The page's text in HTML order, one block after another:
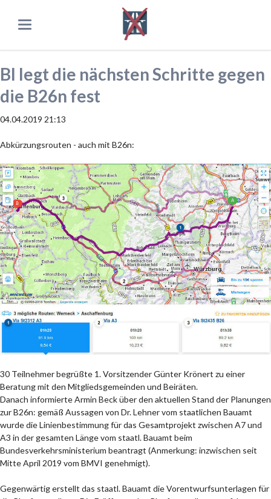
BI legt die nächsten Schritte gegen
die B26n fest
04.04.2019 21:13
Abkürzungsrouten - auch mit B26n:
30 Teilnehmer begrüßte 1. Vorsitzender Günter Krönert zu einer
Beratung mit den Mitgliedsgemeinden und Beiräten.
Danach informierte Armin Beck über den aktuellen Stand der Planungen
zur B26n: gemäß Aussagen von Dr. Lehner vom staatlichen Bauamt
wurde die Linienbestimmung für das Gesamtprojekt zwischen A7 und
A3 in der gesamten Länge vom staatl. Bauamt beim
Bundesverkehrsministerium beantragt (Anmerkung: inzwischen seit
Mitte April 2019 vom BMVI genehmigt).
Gegenwärtig erstellt das staatl. Bauamt die Vorentwurfsunterlagen für